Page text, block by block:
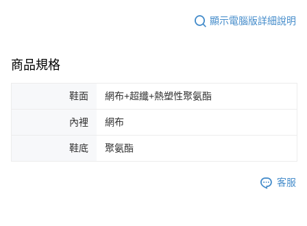
顯示電腦版詳細說明
商品規格
鞋面 網布+超纖+熱塑性聚氨酯
內裡 網布
鞋底 聚氨酯
客服